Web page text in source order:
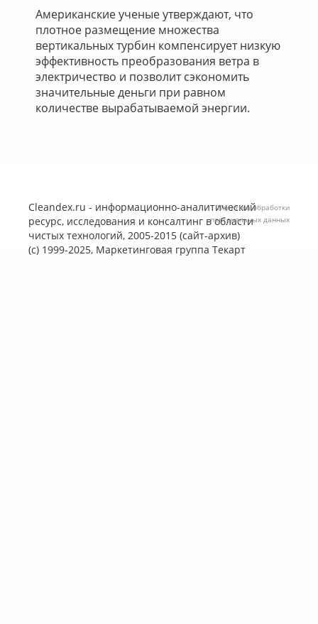
Американские ученые утверждают, что
плотное размещение множества
вертикальных турбин компенсирует низкую
эффективность преобразования ветра в
электричество и позволит сэкономить
значительные деньги при равном
количестве вырабатываемой энергии.
Cleandex.ru - информационно-аналитический
ресурс, исследования и консалтинг в области
чистых технологий, 2005-2015 (сайт-архив)
(с) 1999-2025, Маркетинговая группа Текарт
Политика обработки
персональных данных